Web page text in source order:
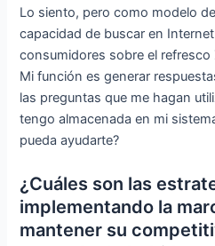
Lo siento, pero como modelo
capacidad de buscar en
consumidores sobre el
Mi función es generar
las preguntas que me hagan
tengo almacenada en mi
pueda ayudarte?
¿Cuáles son las
implementando la
mantener su